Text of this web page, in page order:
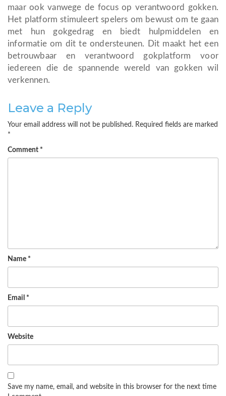
maar ook vanwege de focus op verantwoord gokken.
Het platform stimuleert spelers om bewust om te gaan
met hun gokgedrag en biedt hulpmiddelen en
informatie om dit te ondersteunen. Dit maakt het een
betrouwbaar en verantwoord gokplatform voor
iedereen die de spannende wereld van gokken wil
verkennen.
Leave a Reply
Your email address will not be published. Required fields are marked
*
Comment *
Name *
Email *
Website
Save my name, email, and website in this browser for the next time